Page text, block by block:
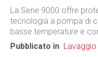
La Serie 9000 offre
tecnologia a pompa di
basse temperature e
Pubblicato in Lavaggio